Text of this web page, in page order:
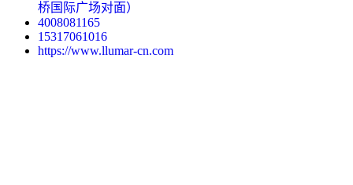
桥国际广场对面）
4008081165
15317061016
https://www.llumar-cn.com